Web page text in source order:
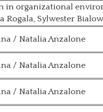
in organizational
Rogala, Sylwester
/ Natalia Anzalone
/ Natalia Anzalone
/ Natalia Anzalone